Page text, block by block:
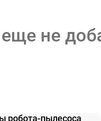
не
робота-пылесоса